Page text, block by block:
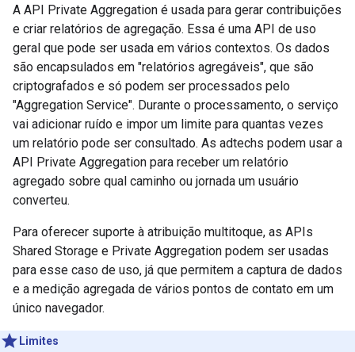
A API Private Aggregation é usada para gerar contribuições
e criar relatórios de agregação. Essa é uma API de uso
geral que pode ser usada em vários contextos. Os dados
são encapsulados em "relatórios agregáveis", que são
criptografados e só podem ser processados pelo
"Aggregation Service". Durante o processamento, o serviço
vai adicionar ruído e impor um limite para quantas vezes
um relatório pode ser consultado. As adtechs podem usar a
API Private Aggregation para receber um relatório
agregado sobre qual caminho ou jornada um usuário
converteu.
Para oferecer suporte à atribuição multitoque, as APIs
Shared Storage e Private Aggregation podem ser usadas
para esse caso de uso, já que permitem a captura de dados
e a medição agregada de vários pontos de contato em um
único navegador.
Limites